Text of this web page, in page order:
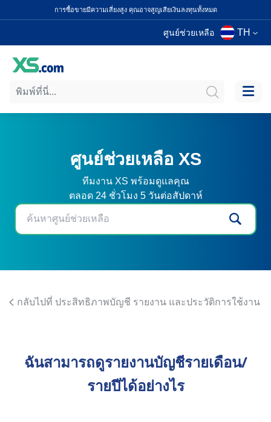
การซื้อขายมีความเสี่ยงสูง คุณอาจสูญเสียเงินลงทุนทั้งหมด
ศูนย์ช่วยเหลือ TH
ศูนย์ช่วยเหลือ XS
ทีมงาน XS พร้อมดูแลคุณ
ตลอด 24 ชั่วโมง 5 วันต่อสัปดาห์
กลับไปที่ ประสิทธิภาพบัญชี รายงาน และประวัติการใช้งาน
ฉันสามารถดูรายงานบัญชีรายเดือน/
รายปีได้อย่างไร